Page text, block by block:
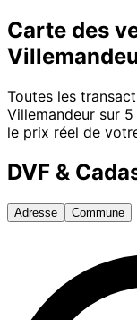
Carte des
Toutes les
Villemandeur sur 5
le prix réel de
DVF &
Adresse Commune